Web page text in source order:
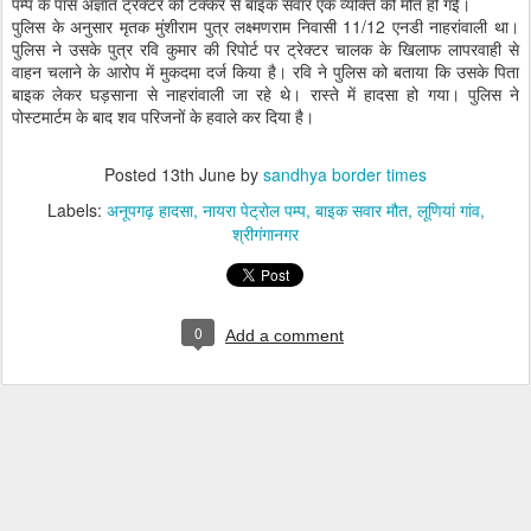
पुलिस के अनुसार मृतक मुंशीराम पुत्र लक्ष्मणराम निवासी 11/12 एनडी नाहरांवाली था।
पुलिस ने उसके पुत्र रवि कुमार की रिपोर्ट पर ट्रेक्टर चालक के खिलाफ लापरवाही से
वाहन चलाने के आरोप में मुकदमा दर्ज किया है। रवि ने पुलिस को बताया कि उसके पिता
बाइक लेकर घड़साना से नाहरांवाली जा रहे थे। रास्ते में हादसा हो गया। पुलिस ने
पोस्टमार्टम के बाद शव परिजनों के हवाले कर दिया है।
Posted 13th June by sandhya border times
Labels: अनूपगढ़ हादसा नायरा पेट्रोल पम्प बाइक सवार मौत लूणियां गांव
श्रीगंगानगर
0 Add a comment